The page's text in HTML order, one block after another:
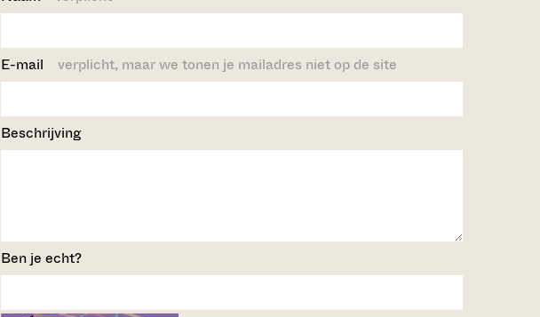
E-mail verplicht, maar we tonen je mailadres niet op de site
Beschrijving
Ben je echt?